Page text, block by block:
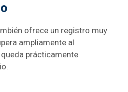
ofrece un registro muy
ampliamente al
prácticamente